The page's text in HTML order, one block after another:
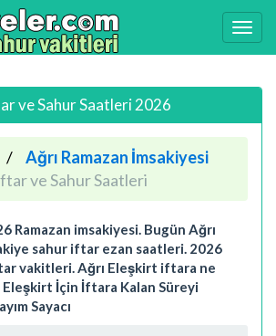
ve Sahur Saatleri 2026
Ağrı Ramazan İmsakiyesi
ve Sahur Saatleri
Ramazan imsakiyesi. Bugün Ağrı
sahur iftar ezan saatleri. 2026
vakitleri. Ağrı Eleşkirt iftara ne
Eleşkirt İçin İftara Kalan Süreyi
Sayacı